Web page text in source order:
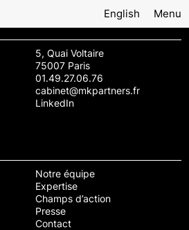
English Menu
5, Quai Voltaire
75007 Paris
01.49.27.06.76
cabinet@mkpartners.fr
LinkedIn
Notre équipe
Expertise
Champs d’action
Presse
Contact